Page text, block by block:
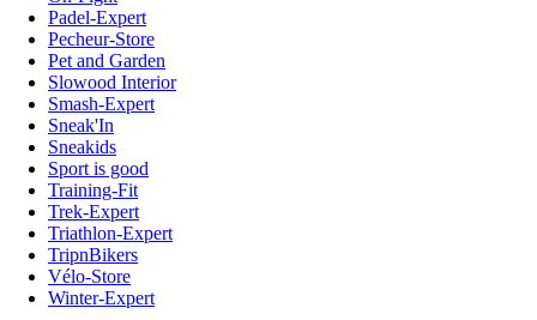
Padel-Expert
Pecheur-Store
Pet and Garden
Slowood Interior
Smash-Expert
Sneak'In
Sneakids
Sport is good
Training-Fit
Trek-Expert
Triathlon-Expert
TripnBikers
Vélo-Store
Winter-Expert